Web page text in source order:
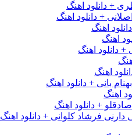
+ دانلود اهنگ
+ دانلود اهنگ
اهنگ
اهنگ
دانلود اهنگ
اهنگ
بانی + دانلود اهنگ
اهنگ
+ دانلود اهنگ
فرشاد کلوانی + دانلود اهنگ